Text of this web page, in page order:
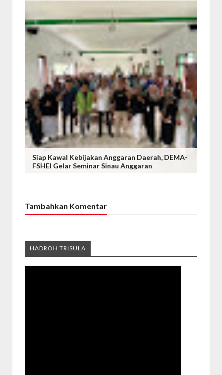
Siap Kawal Kebijakan Anggaran Daerah, DEMA-
FSHEI Gelar Seminar Sinau Anggaran
Tambahkan Komentar
HADROH TRISULA